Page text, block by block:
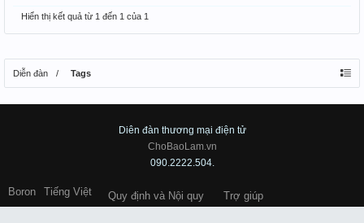
Hiển thị kết quả từ 1 đến 1 của 1
Diễn đàn Tags
Diên đàn thương mại điện tử
ChoBaoLam.vn
090.2222.504.
Boron Tiếng Việt Quy định và Nội quy Trợ giúp